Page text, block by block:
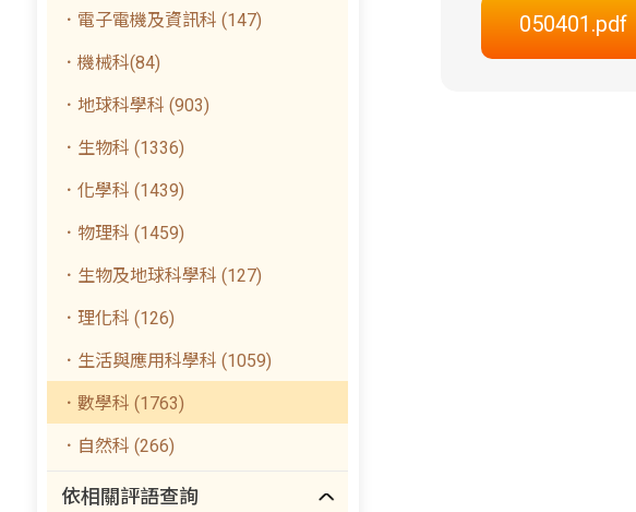
．電子電機及資訊科 (147)
．機械科(84)
．地球科學科 (903)
．生物科 (1336)
．化學科 (1439)
．物理科 (1459)
．生物及地球科學科 (127)
．理化科 (126)
．生活與應用科學科 (1059)
．數學科 (1763)
．自然科 (266)
依相關評語查詢
050401.pdf